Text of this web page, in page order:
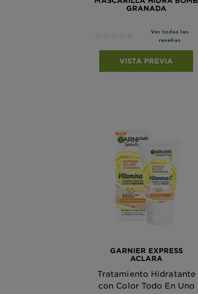
GRANADA
No reviews
Ver todas las
reseñas
VISTA PREVIA
GARNIER EXPRESS
ACLARA
Tratamiento Hidratante
con Color Todo En Uno